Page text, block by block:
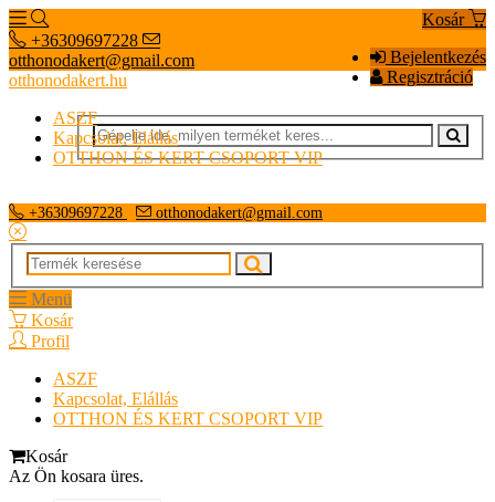
Kosár
Bejelentkezés
Regisztráció
+36309697228
otthonodakert@gmail.com
otthonodakert.hu
ASZF
Kapcsolat, Elállás
OTTHON ÉS KERT CSOPORT VIP
+36309697228 otthonodakert@gmail.com
Menü
Kosár
Profil
ASZF
Kapcsolat, Elállás
OTTHON ÉS KERT CSOPORT VIP
Kosár
Az Ön kosara üres.